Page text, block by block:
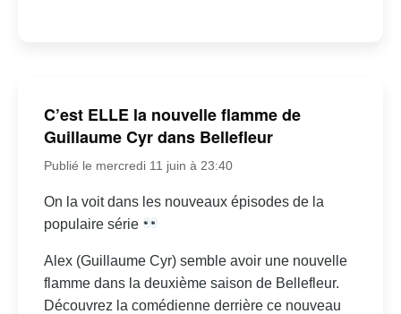
C’est ELLE la nouvelle flamme de
Guillaume Cyr dans Bellefleur
Publié le mercredi 11 juin à 23:40
On la voit dans les nouveaux épisodes de la
populaire série
Alex (Guillaume Cyr) semble avoir une nouvelle
flamme dans la deuxième saison de Bellefleur.
Découvrez la comédienne derrière ce nouveau